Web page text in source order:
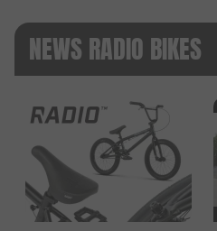
NEWS RADIO BIKES